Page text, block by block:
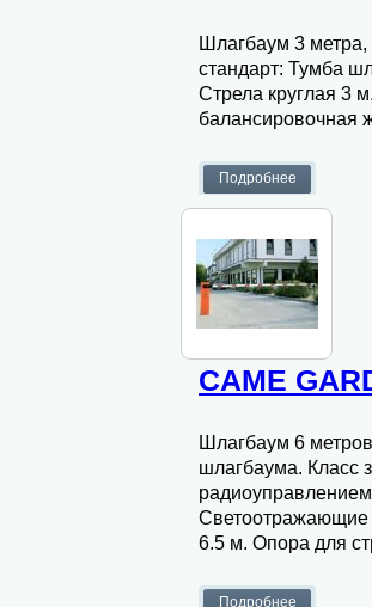
Шлагбаум 3 метра,
стандарт: Тумба
Стрела круглая 3
балансировочная
CAME
Шлагбаум 6
шлагбаума. Класс
Светоотражающие
6.5 м. Опора для